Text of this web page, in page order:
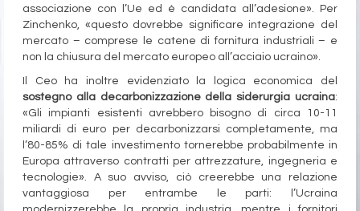
associazione con l’Ue ed è candidata all’adesione». Per
Zinchenko, «questo dovrebbe significare integrazione del
mercato – comprese le catene di fornitura industriali – e
non la chiusura del mercato europeo all’acciaio ucraino».
Il Ceo ha inoltre evidenziato la logica economica del
sostegno alla decarbonizzazione della siderurgia ucraina:
«Gli impianti esistenti avrebbero bisogno di circa 10-11
miliardi di euro per decarbonizzarsi completamente, ma
l’80-85% di tale investimento tornerebbe probabilmente in
Europa attraverso contratti per attrezzature, ingegneria e
tecnologie». A suo avviso, ciò creerebbe una relazione
vantaggiosa per entrambe le parti: l’Ucraina